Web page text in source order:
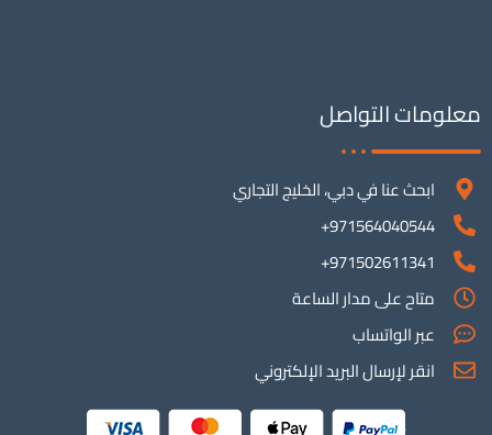
معلومات التواصل
ابحث عنا في دبي، الخليج التجاري
971564040544+
971502611341+
متاح على مدار الساعة
عبر الواتساب
انقر لإرسال البريد الإلكتروني